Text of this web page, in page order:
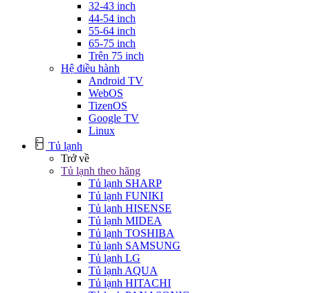
32-43 inch
44-54 inch
55-64 inch
65-75 inch
Trên 75 inch
Hệ điều hành
Android TV
WebOS
TizenOS
Google TV
Linux
Tủ lạnh
Trở về
Tủ lạnh theo hãng
Tủ lạnh SHARP
Tủ lạnh FUNIKI
Tủ lạnh HISENSE
Tủ lạnh MIDEA
Tủ lạnh TOSHIBA
Tủ lạnh SAMSUNG
Tủ lạnh LG
Tủ lạnh AQUA
Tủ lạnh HITACHI